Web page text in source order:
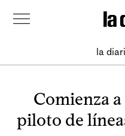
la
Comienza
piloto de